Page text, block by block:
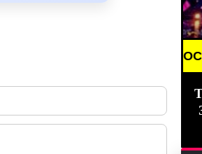
NEWS /// НОВОСТИ